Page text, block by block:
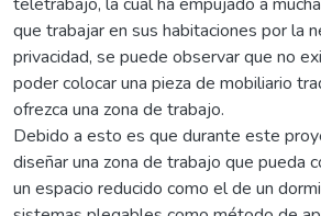
que trabajar en sus habitaciones por la
privacidad, se puede observar que no
poder colocar una pieza de mobiliario
ofrezca una zona de trabajo.
Debido a esto es que durante este
diseñar una zona de trabajo que pueda
un espacio reducido como el de un